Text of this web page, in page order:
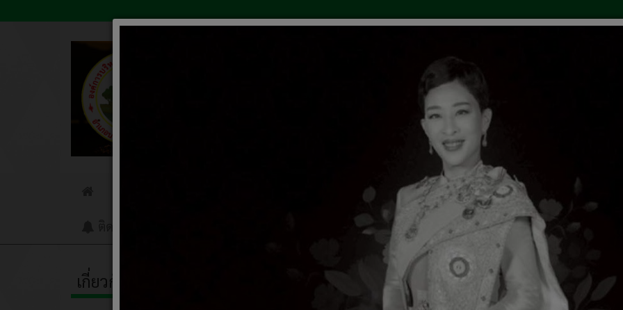
คำสั่ง/ประกาศ ข่าวการศึกษา
Q&A ถาม-ตอบ เว็บบอร์ด ประกาศการเลือกตั้งนายก/สม
เรื่อง แผนปฏิบัติการจัดซื้อจัดจ้าง ประจำปีงบประมา
เกี่ยวกับหน่วยงาน